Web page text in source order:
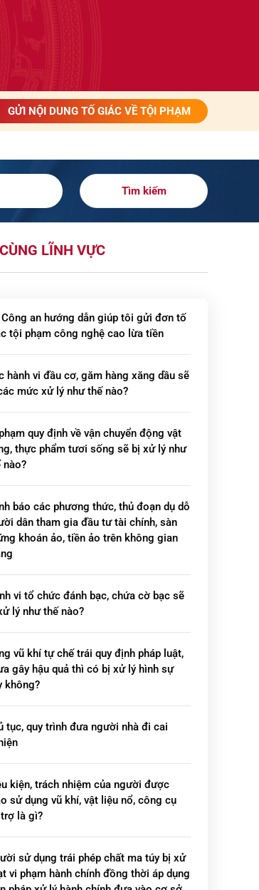
GỬI NỘI DUNG TỐ GIÁC VỀ TỘI PHẠM
Tìm kiếm
LĨNH VỰC
Công an hướng dẫn giúp tôi gửi đơn tố
tội phạm công nghệ cao lừa tiền
hành vi đầu cơ, găm hàng xăng dầu sẽ
mức xử lý như thế nào?
quy định về vận chuyển động vật
thực phẩm tươi sống sẽ bị xử lý như
nào?
báo các phương thức, thủ đoạn dụ dỗ
dân tham gia đầu tư tài chính, sàn
khoán ảo, tiền ảo trên không gian
vi tổ chức đánh bạc, chứa cờ bạc sẽ
lý như thế nào?
vũ khí tự chế trái quy định pháp luật,
gây hậu quả thì có bị xử lý hình sự
không?
tục, quy trình đưa người nhà đi cai
kiện, trách nhiệm của người được
sử dụng vũ khí, vật liệu nổ, công cụ
là gì?
sử dụng trái phép chất ma túy bị xử
vi phạm hành chính đồng thời áp dụng